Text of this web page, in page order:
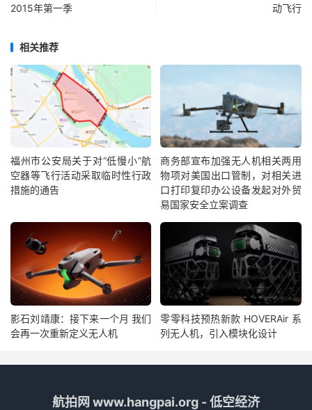
2015年第一季
动飞行
相关推荐
福州市公安局关于对“低慢小”航
空器等飞行活动采取临时性行政
措施的通告
商务部宣布加强无人机相关两用
物项对美国出口管制，对相关进
口打印复印办公设备发起对外贸
易国家安全立案调查
影石刘靖康：接下来一个月 我们
会再一次重新定义无人机
零零科技预热新款 HOVERAir 系
列无人机，引入模块化设计
航拍网 www.hangpai.org - 低空经济